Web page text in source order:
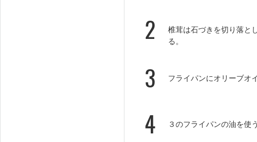
2
椎茸は石づきを切り落と
る。
3 フライパンにオリーブオ
4 ３のフライパンの油を使